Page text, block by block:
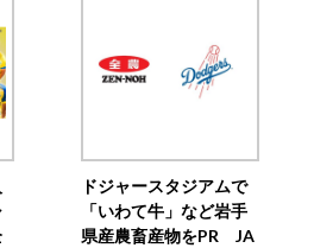
ドジャースタジアムで
「いわて牛」など岩手
県産農畜産物をPR JA